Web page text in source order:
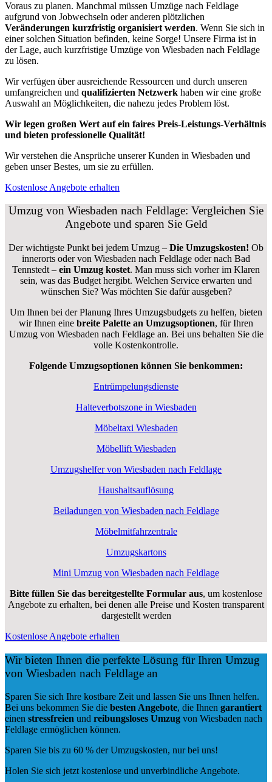
Voraus zu planen. Manchmal müssen Umzüge nach Feldlage
aufgrund von Jobwechseln oder anderen plötzlichen
Veränderungen kurzfristig organisiert werden. Wenn Sie sich in
einer solchen Situation befinden, keine Sorge! Unsere Firma ist in
der Lage, auch kurzfristige Umzüge von Wiesbaden nach Feldlage
zu lösen.
Wir verfügen über ausreichende Ressourcen und durch unseren
umfangreichen und qualifizierten Netzwerk haben wir eine große
Auswahl an Möglichkeiten, die nahezu jedes Problem löst.
Wir legen großen Wert auf ein faires Preis-Leistungs-Verhältnis
und bieten professionelle Qualität!
Wir verstehen die Ansprüche unserer Kunden in Wiesbaden und
geben unser Bestes, um sie zu erfüllen.
Kostenlose Angebote erhalten
Umzug von Wiesbaden nach Feldlage: Vergleichen Sie
Angebote und sparen Sie Geld
Der wichtigste Punkt bei jedem Umzug – Die Umzugskosten! Ob
innerorts oder von Wiesbaden nach Feldlage oder nach Bad
Tennstedt – ein Umzug kostet. Man muss sich vorher im Klaren
sein, was das Budget hergibt. Welchen Service erwarten und
wünschen Sie? Was möchten Sie dafür ausgeben?
Um Ihnen bei der Planung Ihres Umzugsbudgets zu helfen, bieten
wir Ihnen eine breite Palette an Umzugsoptionen, für Ihren
Umzug von Wiesbaden nach Feldlage an. Bei uns behalten Sie die
volle Kostenkontrolle.
Folgende Umzugsoptionen können Sie benkommen:
Entrümpelungsdienste
Halteverbotszone in Wiesbaden
Möbeltaxi Wiesbaden
Möbellift Wiesbaden
Umzugshelfer von Wiesbaden nach Feldlage
Haushaltsauflösung
Beiladungen von Wiesbaden nach Feldlage
Möbelmitfahrzentrale
Umzugskartons
Mini Umzug von Wiesbaden nach Feldlage
Bitte füllen Sie das bereitgestellte Formular aus, um kostenlose
Angebote zu erhalten, bei denen alle Preise und Kosten transparent
dargestellt werden
Kostenlose Angebote erhalten
Wir bieten Ihnen die perfekte Lösung für Ihren Umzug
von Wiesbaden nach Feldlage an
Sparen Sie sich Ihre kostbare Zeit und lassen Sie uns Ihnen helfen.
Bei uns bekommen Sie die besten Angebote, die Ihnen garantiert
einen stressfreien und reibungsloses Umzug von Wiesbaden nach
Feldlage ermöglichen können.
Sparen Sie bis zu 60 % der Umzugskosten, nur bei uns!
Holen Sie sich jetzt kostenlose und unverbindliche Angebote.